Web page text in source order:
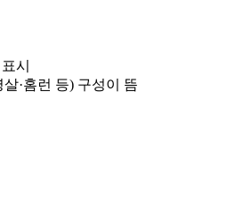
시
살·홈런 등) 구성이 뜸